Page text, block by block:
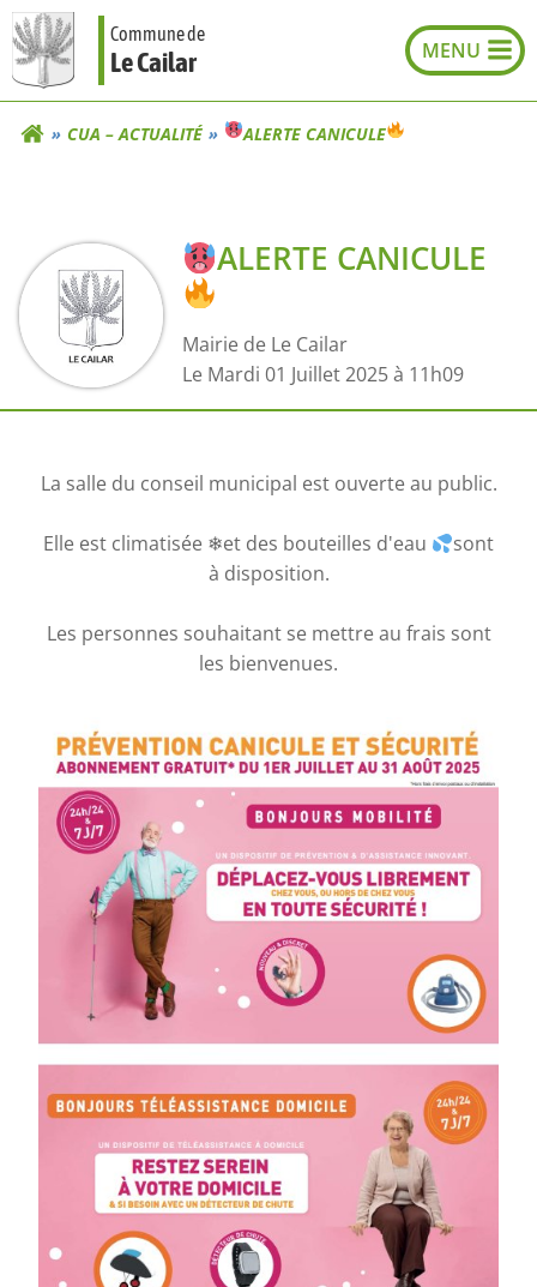
Aller
au
contenu
Commune de
Le Cailar
CUA – ACTUALITÉ ALERTE CANICULE
ALERTE CANICULE
Mairie de Le Cailar
Le Mardi 01 Juillet 2025 à 11h09
La salle du conseil municipal est ouverte au public.
Elle est climatisée ❄et des bouteilles d'eau
sont
à disposition.
Les personnes souhaitant se mettre au frais sont
les bienvenues.